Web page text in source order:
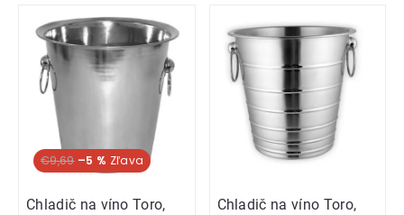
€9,69 –5 %
Chladič na víno Toro,
Chladič na víno Toro,